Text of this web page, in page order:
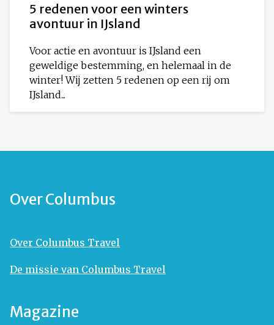
5 redenen voor een winters
avontuur in IJsland
Voor actie en avontuur is IJsland een
geweldige bestemming, en helemaal in de
winter! Wij zetten 5 redenen op een rij om
IJsland...
Over Columbus
Over Columbus Travel
De missie van Columbus Travel
Magazine